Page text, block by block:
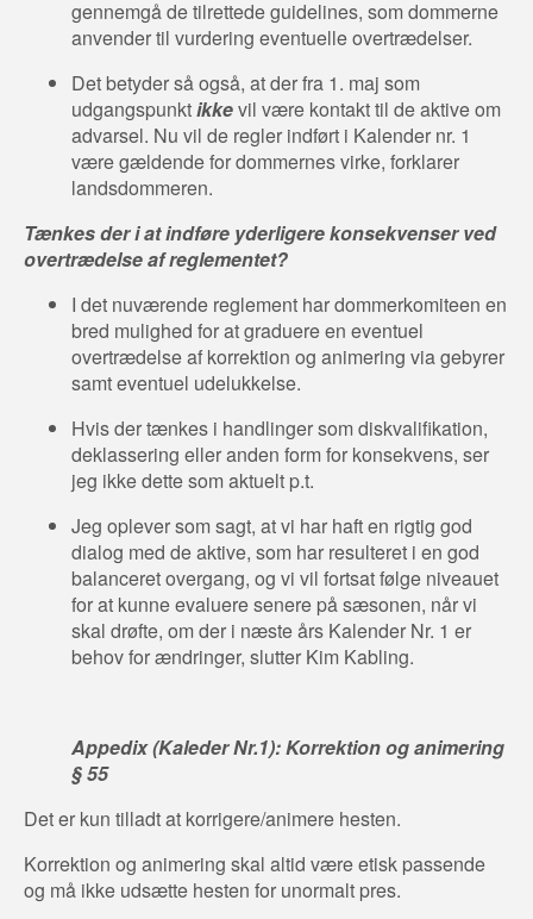
gennemgå de tilrettede guidelines, som dommerne
anvender til vurdering eventuelle overtrædelser.
Det betyder så også, at der fra 1. maj som
udgangspunktikkevil være kontakt til de aktive om
advarsel. Nu vil de regler indført i Kalender nr. 1
være gældende for dommernes virke, forklarer
landsdommeren.
Tænkes der i at indføre yderligere konsekvenser ved
overtrædelse af reglementet?
I det nuværende reglement har dommerkomiteen en
bred mulighed for at graduere en eventuel
overtrædelse af korrektion og animering via gebyrer
samt eventuel udelukkelse.
Hvis der tænkes i handlinger som diskvalifikation,
deklassering eller anden form for konsekvens, ser
jeg ikke dette som aktuelt p.t.
Jeg oplever som sagt, at vi har haft en rigtig god
dialog med de aktive, som har resulteret i en god
balanceret overgang, og vi vil fortsat følge niveauet
for at kunne evaluere senere på sæsonen, når vi
skal drøfte, om der i næste års Kalender Nr. 1 er
behov for ændringer, slutter Kim Kabling.
Appedix (Kaleder Nr.1): Korrektion og animering
§ 55
Det er kun tilladt at korrigere/animere hesten.
Korrektion og animering skal altid være etisk passende
og må ikke udsætte hesten for unormalt pres.